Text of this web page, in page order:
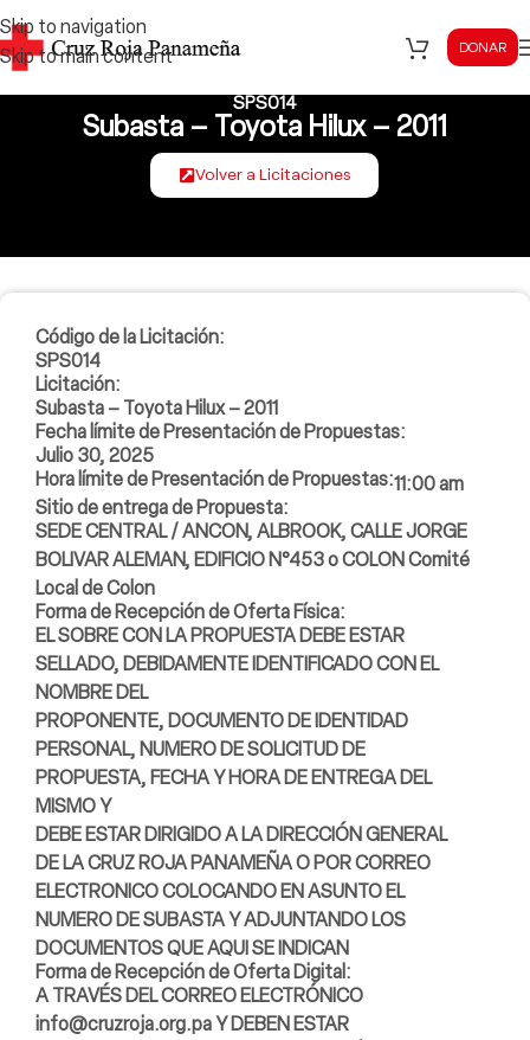
Skip to navigation
Skip to main content
DONAR
SPS014
Subasta – Toyota Hilux – 2011
Volver a Licitaciones
Código de la Licitación:
SPS014
Licitación:
Subasta – Toyota Hilux – 2011
Fecha límite de Presentación de Propuestas:
Julio 30, 2025
Hora límite de Presentación de Propuestas:11:00 am
Sitio de entrega de Propuesta:
SEDE CENTRAL / ANCON, ALBROOK, CALLE JORGE
BOLIVAR ALEMAN, EDIFICIO N°453 o COLON Comité
Local de Colon
Forma de Recepción de Oferta Física:
EL SOBRE CON LA PROPUESTA DEBE ESTAR
SELLADO, DEBIDAMENTE IDENTIFICADO CON EL
NOMBRE DEL
PROPONENTE, DOCUMENTO DE IDENTIDAD
PERSONAL, NUMERO DE SOLICITUD DE
PROPUESTA, FECHA Y HORA DE ENTREGA DEL
MISMO Y
DEBE ESTAR DIRIGIDO A LA DIRECCIÓN GENERAL
DE LA CRUZ ROJA PANAMEÑA O POR CORREO
ELECTRONICO COLOCANDO EN ASUNTO EL
NUMERO DE SUBASTA Y ADJUNTANDO LOS
DOCUMENTOS QUE AQUI SE INDICAN
Forma de Recepción de Oferta Digital:
A TRAVÉS DEL CORREO ELECTRÓNICO
info@cruzroja.org.pa Y DEBEN ESTAR